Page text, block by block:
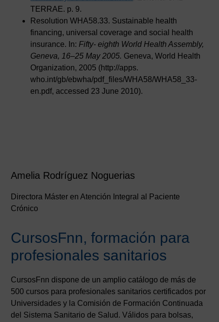
TERRAE. p. 9.
Resolution WHA58.33. Sustainable health
financing, universal coverage and social health
insurance. In: Fifty- eighth World Health Assembly,
Geneva, 16–25 May 2005. Geneva, World Health
Organization, 2005 (http://apps.
who.int/gb/ebwha/pdf_files/WHA58/WHA58_33-
en.pdf, accessed 23 June 2010).
Amelia Rodríguez Noguerias
Directora Máster en Atención Integral al Paciente
Crónico
CursosFnn, formación para
profesionales sanitarios
CursosFnn dispone de un amplio catálogo de más de
500 cursos para profesionales sanitarios certificados por
Universidades y la Comisión de Formación Continuada
del Sistema Sanitario de Salud. Válidos para bolsas,